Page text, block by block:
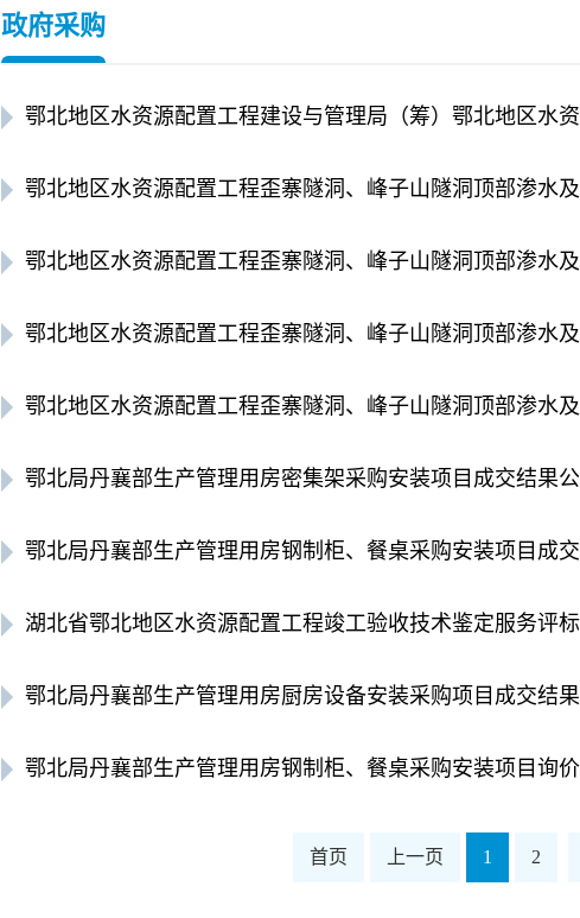
政府采购
鄂北地区水资源配置工程歪寨隧洞、峰子山隧洞顶部渗水
鄂北地区水资源配置工程歪寨隧洞、峰子山隧洞顶部渗水
鄂北地区水资源配置工程歪寨隧洞、峰子山隧洞顶部渗水
鄂北地区水资源配置工程歪寨隧洞、峰子山隧洞顶部渗水
鄂北局丹襄部生产管理用房密集架采购安装项目成交结果
鄂北局丹襄部生产管理用房钢制柜、餐桌采购安装项目成
湖北省鄂北地区水资源配置工程竣工验收技术鉴定服务评
鄂北局丹襄部生产管理用房厨房设备安装采购项目成交结
鄂北局丹襄部生产管理用房钢制柜、餐桌采购安装项目询
首页 上一页 1 2